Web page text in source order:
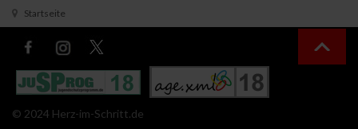
Startseite
© 2024 Herz-im-Schritt.de